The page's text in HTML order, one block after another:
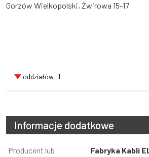
Gorzów Wielkopolski, Żwirowa 15-17
oddziałów: 1
Informacje dodatkowe
Informacja
Wartość
Producent lub
Fabryka Kabli